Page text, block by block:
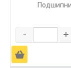
- +
Ä